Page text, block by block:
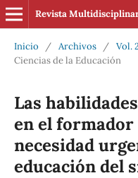
Revista
Inicio / Archivos / Vol.
Ciencias de la Educación
Las
en el
necesidad
educación del